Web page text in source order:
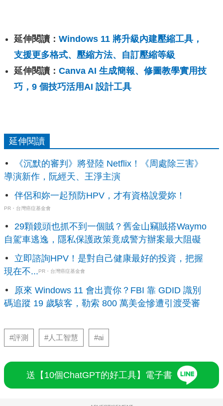
延伸閱讀： Windows 11 將升級內建壓縮工具，
支援更多格式、壓縮方法、自訂壓縮等級
延伸閱讀： Canva AI 生成簡報、修圖教學實用技
巧，9 個技巧活用AI 設計工具
延伸閱讀
《沉默的審判》將登陸 Netflix！《周處除三害》
導演新作，阮經天、王淨主演
伴侶和妳一起預防HPV，才有資格說愛妳！
PR・台灣癌症基金會
29顆鏡頭也抓不到一個賊？舊金山竊賊搭Waymo
自駕車逃逸，隱私保護政策竟成警方辦案最大阻礙
立即諮詢HPV！是對自己健康最好的投資，把握
現在不...PR・台灣癌症基金會
原來 Windows 11 會出賣你？FBI 靠 GDID 識別
碼追蹤 19 歲駭客，勒索 800 萬美金慘遭引渡受審
#評測 #人工智慧 #ai
送【10個ChatGPT的好工具】電子書